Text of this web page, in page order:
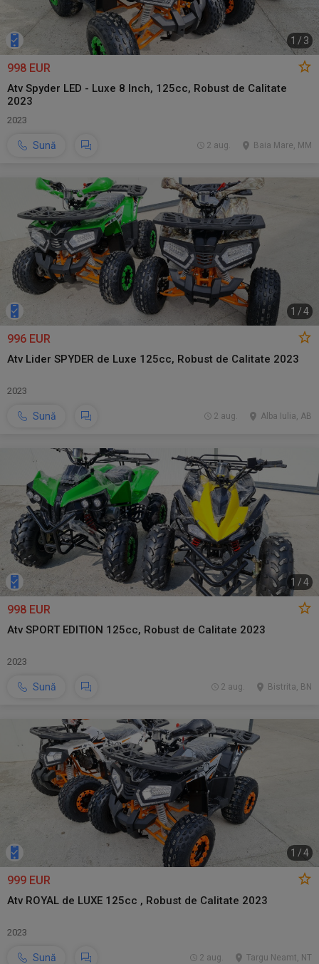
1 / 3
998 EUR
Atv Spyder LED - Luxe 8 Inch, 125cc, Robust de Calitate
2023
2023
Sună Baia Mare, MM
2 aug.
1 /4
996 EUR
Atv Lider SPYDER de Luxe 125cc, Robust de Calitate 2023
2023
Sună Alba Iulia, AB
2 aug.
1 /4
998 EUR
Atv SPORT EDITION 125cc, Robust de Calitate 2023
2023
Sună Bistrita, BN
2 aug.
1 /4
999 EUR
Atv ROYAL de LUXE 125cc , Robust de Calitate 2023
2023
Sună Targu Neamt, NT
2 aug.